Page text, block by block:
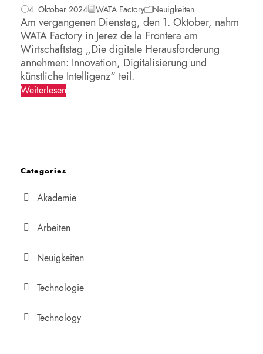
4. Oktober 2024 WATA Factory Neuigkeiten
Am vergangenen Dienstag, den 1. Oktober, nahm
WATA Factory in Jerez de la Frontera am
Wirtschaftstag „Die digitale Herausforderung
annehmen: Innovation, Digitalisierung und
künstliche Intelligenz“ teil.
Weiterlesen
Categories
Akademie
Arbeiten
Neuigkeiten
Technologie
Technology